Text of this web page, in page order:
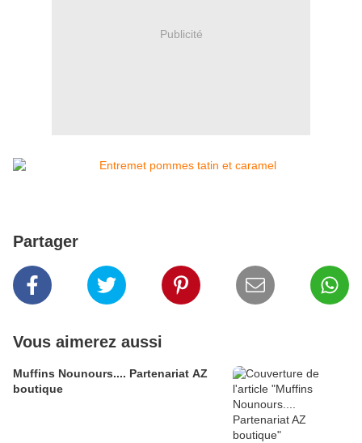
Publicité
Partager
Vous aimerez aussi
Muffins Nounours.... Partenariat AZ
boutique